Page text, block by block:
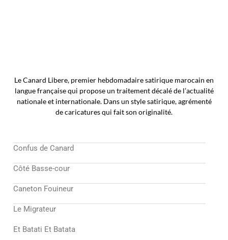
Le Canard Libere, premier hebdomadaire satirique marocain en
langue française qui propose un traitement décalé de l’actualité
nationale et internationale. Dans un style satirique, agrémenté
de caricatures qui fait son originalité.
Confus de Canard
Côté Basse-cour
Caneton Fouineur
Le Migrateur
Et Batati Et Batata